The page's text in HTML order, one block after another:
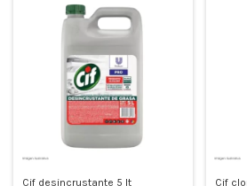
Cif desincrustante 5 lt Cif